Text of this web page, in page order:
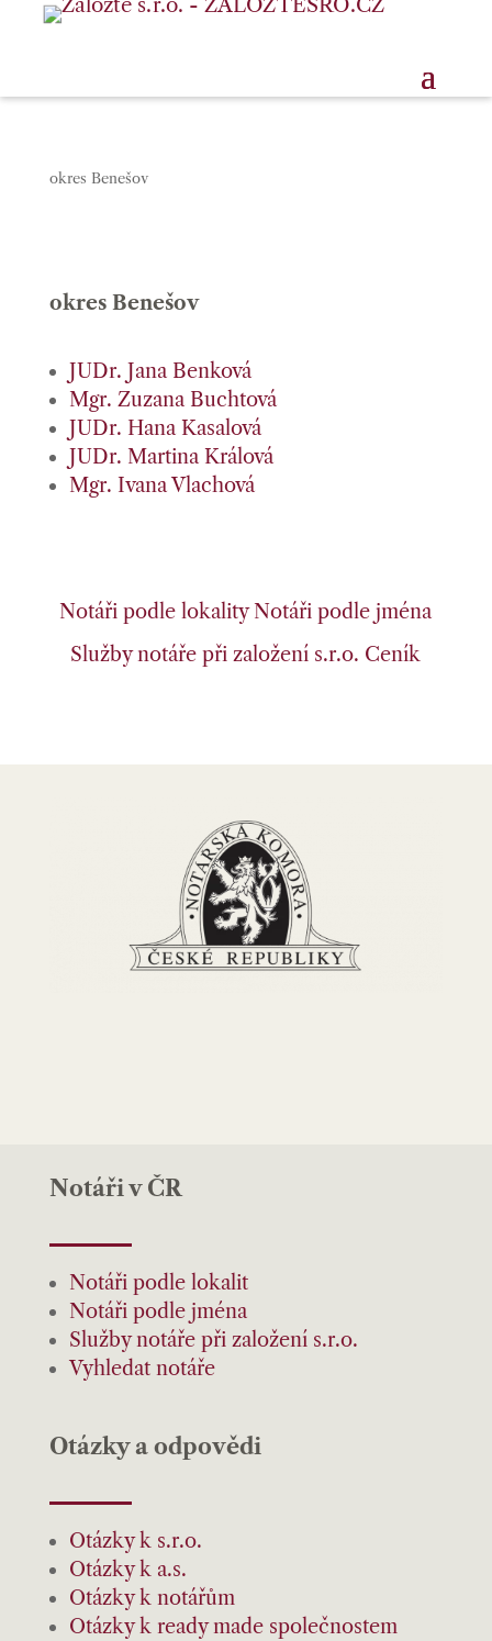
okres Benešov
okres Benešov
JUDr. Jana Benková
Mgr. Zuzana Buchtová
JUDr. Hana Kasalová
JUDr. Martina Králová
Mgr. Ivana Vlachová
Notáři podle lokality Notáři podle jména
Služby notáře při založení s.r.o. Ceník
Notáři v ČR
Notáři podle lokalit
Notáři podle jména
Služby notáře při založení s.r.o.
Vyhledat notáře
Otázky a odpovědi
Otázky k s.r.o.
Otázky k a.s.
Otázky k notářům
Otázky k ready made společnostem